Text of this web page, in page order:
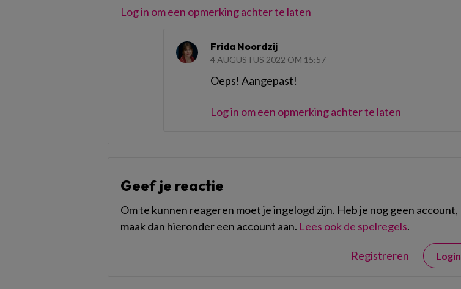
Log in om een opmerking achter te laten
Frida Noordzij
4 AUGUSTUS 2022 OM 15:57
Oeps! Aangepast!
Log in om een opmerking achter te laten
Geef je reactie
Om te kunnen reageren moet je ingelogd zijn. Heb je nog geen account,
maak dan hieronder een account aan. Lees ook de spelregels.
Registreren Login